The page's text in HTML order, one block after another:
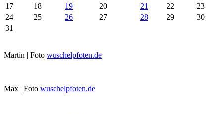
17
18 19 20 21 22
23
24
25 26 27 28 29
30
31
Martin | Foto wuschelpfoten.de
Max | Foto wuschelpfoten.de